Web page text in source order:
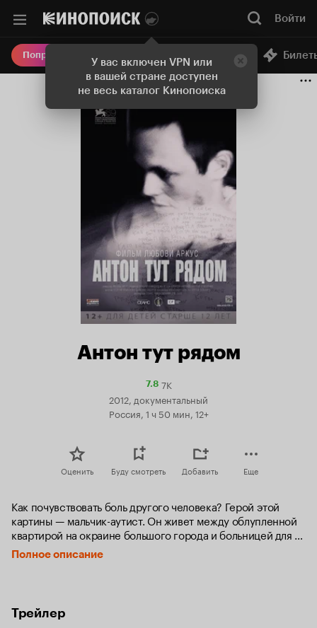
У вас включен VPN или
в вашей стране доступен
не весь каталог Кинопоиска
Войти
Попробовать Плюс Онлайн-кинотеатр
Антон тут рядом
7.8Рейтинг
Кинопоиска
7.8
7K
2012, документальный
Россия, 1 ч 50 мин, 12+
Оценить Буду смотреть Добавить Еще
Как почувствовать боль другого человека? Герой этой
картины — мальчик-аутист. Он живет между облупленной
квартирой на окраине большого города и больницей для
умалишенных. В поле зрения камеры Антон попадает в тот
момент, когда не сегодня-завтра он станет пациентом
камера — герой. Расстояние между ними с каждой
минутой сокращается, автору приходится войти в кадр и
Полное описание
Трейлер